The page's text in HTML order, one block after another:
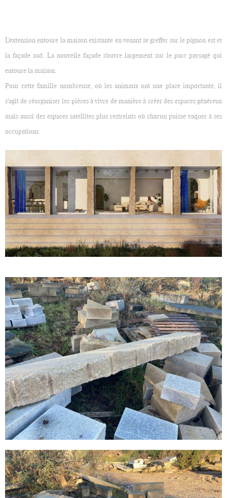
L'extension entoure la maison existante en venant se greffer sur le pignon est et
la façade sud. La nouvelle façade s'ouvre largement sur le parc paysagé qui
entoure la maison.
Pour cette famille nombreuse, où les animaux ont une place importante, il
s'agit de réorganiser les pièces à vivre de manière à créer des espaces généreux
mais aussi des espaces satellites plus restreints où chacun puisse vaquer à ses
occupations.